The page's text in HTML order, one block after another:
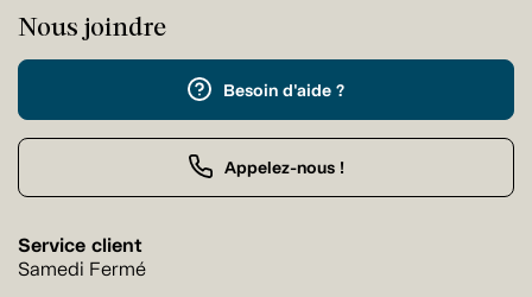
Nous joindre
Besoin d'aide ?
Appelez-nous !
Service client
Samedi Fermé